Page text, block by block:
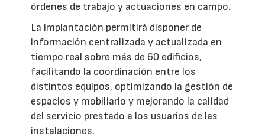
órdenes de trabajo y actuaciones en campo.
La implantación permitirá disponer de
información centralizada y actualizada en
tiempo real sobre más de 60 edificios,
facilitando la coordinación entre los
distintos equipos, optimizando la gestión de
espacios y mobiliario y mejorando la calidad
del servicio prestado a los usuarios de las
instalaciones.